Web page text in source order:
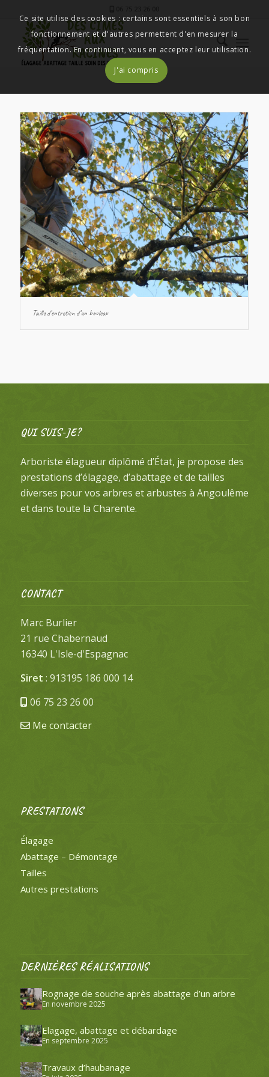
Taille d’entretien d’un bouleau
QUI SUIS-JE?
Arboriste élagueur diplômé d’État, je propose des
prestations d’élagage, d’abattage et de tailles
diverses pour vos arbres et arbustes à Angoulême
et dans toute la Charente.
CONTACT
Marc Burlier
21 rue Chabernaud
16340 L'Isle-d'Espagnac
Siret : 913195 186 000 14
06 75 23 26 00
Me contacter
PRESTATIONS
Élagage
Abattage – Démontage
Tailles
Autres prestations
DERNIÈRES RÉALISATIONS
Rognage de souche après abattage d’un arbre
En novembre 2025
Elagage, abattage et débardage
En septembre 2025
Travaux d’haubanage
Ce site utilise des cookies : certains sont essentiels à son bon
fonctionnement et d'autres permettent d'en mesurer la
fréquentation. En continuant, vous en acceptez leur utilisation.
J'ai compris